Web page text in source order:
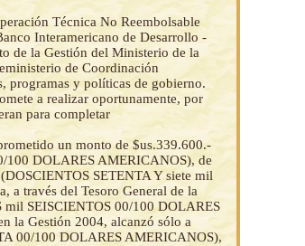
Técnica No Reembolsable
Interamericano de Desarrollo -
de la Gestión del Ministerio de la
de Coordinación
programas y políticas de gobierno.
a realizar oportunamente, por
para completar
un monto de $us.339.600.-
100 DOLARES AMERICANOS), de
SETENTA Y siete mil
través del Tesoro General de la
SEISCIENTOS 00/100 DOLARES
la Gestión 2004, alcanzó sólo a
00/100 DOLARES AMERICANOS),